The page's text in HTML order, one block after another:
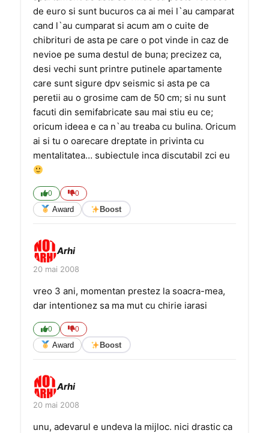
de euro si sunt bucuros ca ai mei l`au camparat
cand l`au cumparat si acum am o cuite de
chibrituri de asta pe care o pot vinde in caz de
nevioe pe suma destul de buna; precizez ca,
desi vechi sunt printre putinele apartamente
care sunt sigure dpv seismic si asta pe ca
peretii au o grosime cam de 50 cm; si nu sunt
facuti din semifabricate sau mai stiu eu ce;
oricum ideea e ca n`au treaba cu bulina. Oricum
ai si tu o oarecare dreptate in privinta cu
mentalitatea… subiectule inca discutabil zci eu
0 0
Award Boost
Arhi
20 mai 2008
vreo 3 ani, momentan prestez la soacra-mea,
dar intentionez sa ma mut cu chirie iarasi
0 0
Award Boost
Arhi
20 mai 2008
unu, adevarul e undeva la mijloc. nici drastic ca